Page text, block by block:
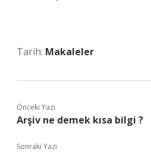
Tarih: Makaleler
Önceki Yazı
Arşiv ne demek kısa bilgi ?
Sonraki Yazı